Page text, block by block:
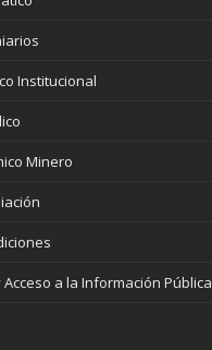
Institucional
Minero
a la Información Pública